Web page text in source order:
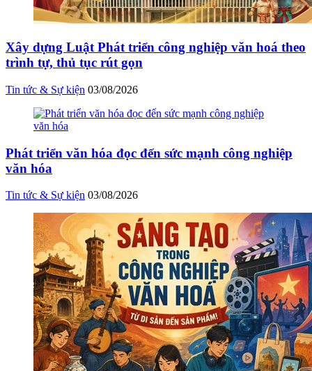
Xây dựng Luật Phát triển công nghiệp văn hoá theo
trình tự, thủ tục rút gọn
Tin tức & Sự kiện 03/08/2026
Phát triển văn hóa đọc đến sức mạnh công nghiệp
văn hóa
Tin tức & Sự kiện 03/08/2026